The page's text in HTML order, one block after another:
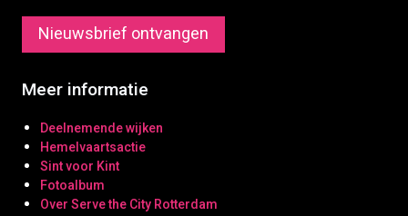
Nieuwsbrief ontvangen
Meer informatie
Deelnemende wijken
Hemelvaartsactie
Sint voor Kint
Fotoalbum
Over Serve the City Rotterdam